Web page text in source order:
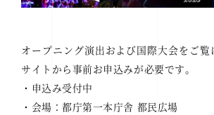
オープニング演出および国際大会をご覧
サイトから事前お申込みが必要です。
・申込み受付中
・会場：都庁第一本庁舎 都民広場